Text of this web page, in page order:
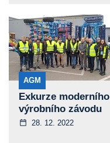
AGM
Exkurze moderního
výrobního závodu
28. 12. 2022